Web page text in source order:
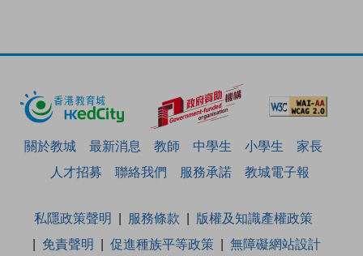
關於教城 最新消息 教師 中學生 小學生
家長
人才招募
聯絡我們 服務承諾 教城電子報
私隱政策聲明 服務條款
版權及知識產權政策
免責聲明
促進種族平等政策 無障礙網站設計